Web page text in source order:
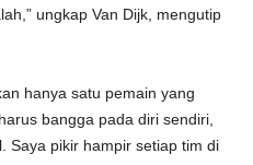
ungkap Van Dijk, mengutip
hanya satu pemain yang
bangga pada diri sendiri,
Saya pikir hampir setiap tim di